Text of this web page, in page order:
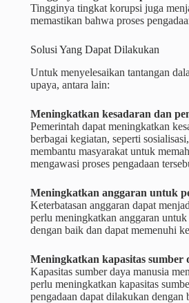
Tingginya tingkat korupsi juga
memastikan bahwa proses
Solusi Yang Dapat Dilakukan
Untuk menyelesaikan tantangan
upaya, antara lain:
Meningkatkan kesadaran dan
Pemerintah dapat meningkatkan
berbagai kegiatan, seperti
membantu masyarakat untuk
mengawasi proses pengadaan
Meningkatkan anggaran untuk
Keterbatasan anggaran dapat
perlu meningkatkan anggaran
dengan baik dan dapat memenuhi
Meningkatkan kapasitas sumber
Kapasitas sumber daya manusia
perlu meningkatkan kapasitas
pengadaan dapat dilakukan dengan